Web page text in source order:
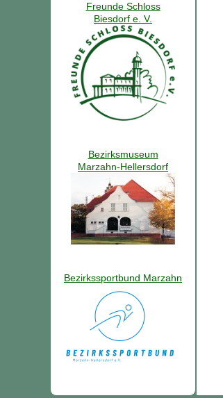
Freunde Schloss
Biesdorf e. V.
Bezirksmuseum
Marzahn-Hellersdorf
Bezirkssportbund Marzahn